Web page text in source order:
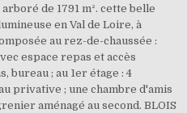
de 1791 m². cette belle
en Val de Loire, à
au rez-de-chaussée :
espace repas et accès
bureau ; au 1er étage : 4
privative ; une chambre d'amis
aménagé au second. BLOIS